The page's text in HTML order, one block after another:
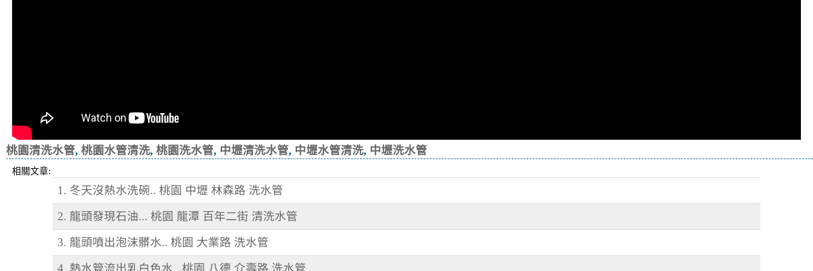
桃園清洗水管, 桃園水管清洗, 桃園洗水管, 中壢清洗水管, 中壢水管清洗, 中壢洗水管
相關文章:
1. 冬天沒熱水洗碗.. 桃園 中壢 林森路 洗水管
2. 龍頭發現石油... 桃園 龍潭 百年二街 清洗水管
3. 龍頭噴出泡沫髒水.. 桃園 大業路 洗水管
4. 熱水管流出乳白色水.. 桃園 八德 介壽路 洗水管